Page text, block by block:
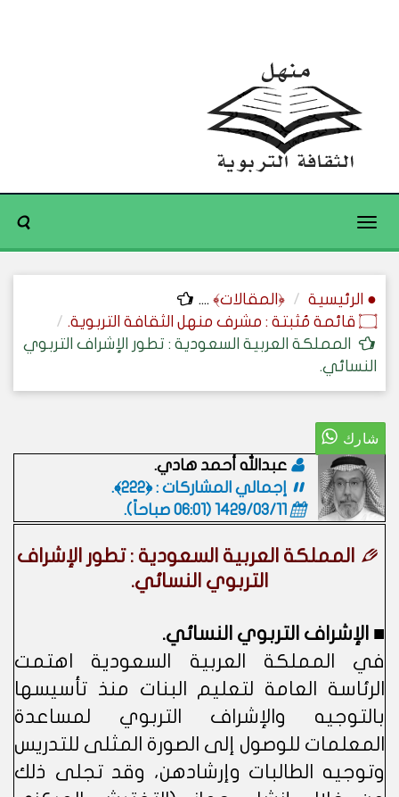
Toggle
● الرئيسية ﴿المقالات﴾ ....
۝ قائمة مُثبتة : مشرف منهل الثقافة التربوية.
المملكة العربية السعودية : تطور الإشراف التربوي
النسائي.
عبدالله أحمد هادي.
إجمالي المشاركات : ﴿222﴾.
1429/03/11 (06:01 صباحاً)
.
المملكة العربية السعودية : تطور الإشراف
التربوي النسائي.
■ الإشراف التربوي النسائي.
في المملكة العربية السعودية اهتمت
الرئاسة العامة لتعليم البنات منذ تأسيسها
بالتوجيه والإشراف التربوي لمساعدة
المعلمات للوصول إلى الصورة المثلى للتدريس
وتوجيه الطالبات وإرشادهن، وقد تجلى ذلك